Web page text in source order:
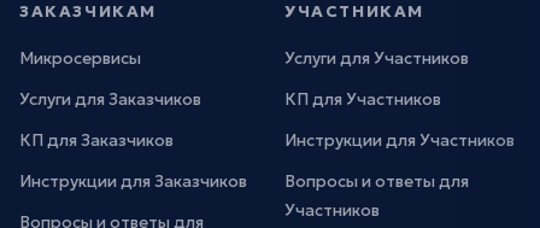
ЗАКАЗЧИКАМ
Микросервисы
Услуги для Заказчиков
КП для Заказчиков
Инструкции для Заказчиков
Вопросы и ответы для
УЧАСТНИКАМ
Услуги для Участников
КП для Участников
Инструкции для Участников
Вопросы и ответы для
Участников